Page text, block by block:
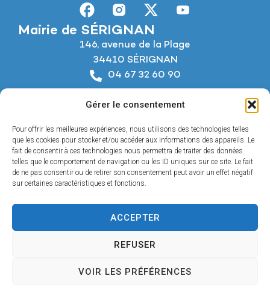
Gérer le consentement
Pour offrir les meilleures expériences, nous utilisons des technologies telles
que les cookies pour stocker et/ou accéder aux informations des appareils. Le
fait de consentir à ces technologies nous permettra de traiter des données
telles que le comportement de navigation ou les ID uniques sur ce site. Le fait
de ne pas consentir ou de retirer son consentement peut avoir un effet négatif
sur certaines caractéristiques et fonctions.
ACCEPTER
REFUSER
VOIR LES PRÉFÉRENCES
Mairie de SÉRIGNAN
146, avenue de la Plage
34410 SÉRIGNAN
04 67 32 60 90
Horaires d’ouverture
Du lundi au jeudi :
De 8h à 12h et de 14h à 18h
Le vendredi :
De 8h à 12h et de 14h à 17h